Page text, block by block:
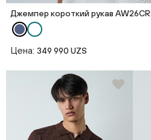
Джемпер короткий рукав
Цена: 349 990 UZS